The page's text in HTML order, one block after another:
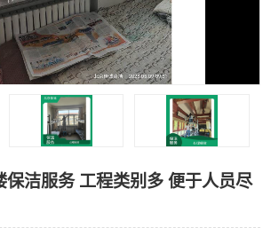
保洁服务 工程类别多 便于人员尽